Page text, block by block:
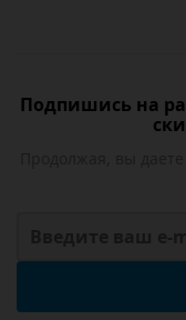
Подпишись на